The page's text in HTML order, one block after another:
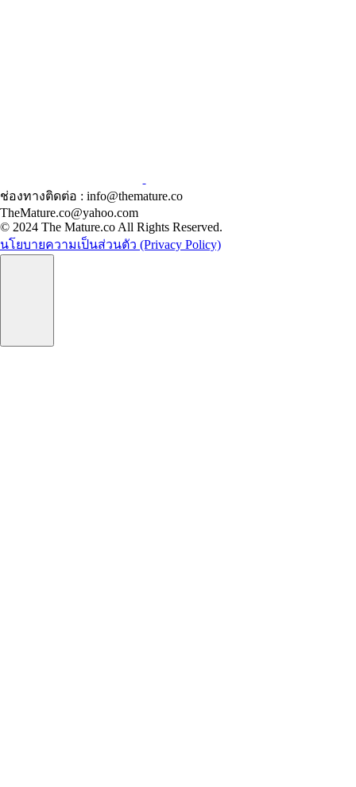
ช่องทางติดต่อ : info@themature.co
TheMature.co@yahoo.com
© 2024 The Mature.co All Rights Reserved.
นโยบายความเป็นส่วนตัว (Privacy Policy)